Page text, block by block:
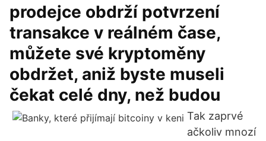
prodejce obdrží potvrzení
transakce v reálném čase,
můžete své kryptoměny
obdržet, aniž byste museli
čekat celé dny, než budou
Tak zaprvé
ačkoliv mnozí